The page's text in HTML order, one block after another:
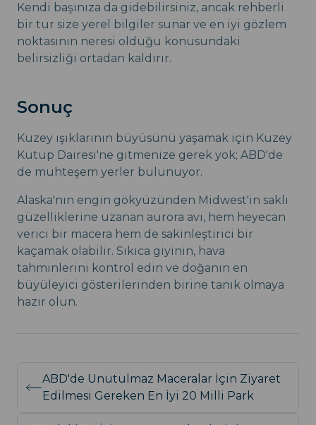
Kendi başınıza da gidebilirsiniz, ancak rehberli
bir tur size yerel bilgiler sunar ve en iyi gözlem
noktasının neresi olduğu konusundaki
belirsizliği ortadan kaldırır.
Sonuç
Kuzey ışıklarının büyüsünü yaşamak için Kuzey
Kutup Dairesi'ne gitmenize gerek yok; ABD'de
de muhteşem yerler bulunuyor.
Alaska'nın engin gökyüzünden Midwest'in saklı
güzelliklerine uzanan aurora avı, hem heyecan
verici bir macera hem de sakinleştirici bir
kaçamak olabilir. Sıkıca giyinin, hava
tahminlerini kontrol edin ve doğanın en
büyüleyici gösterilerinden birine tanık olmaya
hazır olun.
ABD'de Unutulmaz Maceralar İçin Ziyaret
Edilmesi Gereken En İyi 20 Milli Park